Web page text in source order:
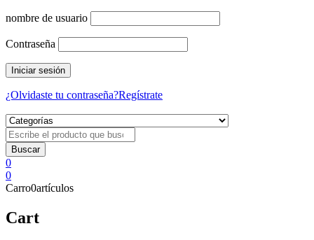
nombre de usuario
Contraseña
¿Olvidaste tu contraseña?Regístrate
0
0
Carro0artículos
Cart